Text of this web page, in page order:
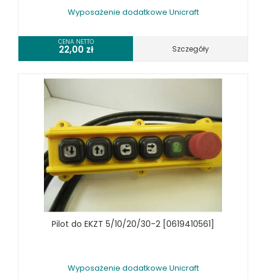
SPRZĘT SPAWALNICZY
KOSZT DOSTAWY
Wyposażenie dodatkowe Unicraft
CENA NETTO
22,00 zł Szczegóły
Pilot do EKZT 5/10/20/30-2 [0619410561]
Wyposażenie dodatkowe Unicraft